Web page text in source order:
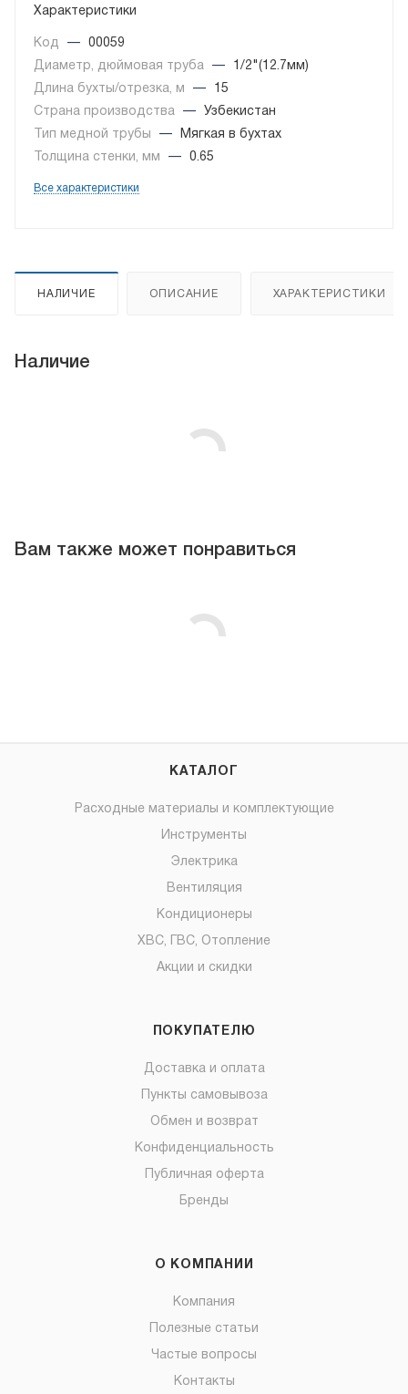
Характеристики
Код —
00059
Диаметр, дюймовая труба
—
1/2"(12.7мм)
Длина бухты/отрезка, м
—
15
Страна производства
—
Узбекистан
Тип медной трубы
—
Мягкая в бухтах
Толщина стенки, мм
— 0.65
Все характеристики
НАЛИЧИЕ ОПИСАНИЕ ХАРАКТЕРИСТИКИ
Наличие
Вам также может понравиться
КАТАЛОГ
Расходные материалы и комплектующие
Инструменты
Электрика
Вентиляция
Кондиционеры
ХВС, ГВС, Отопление
Акции и скидки
ПОКУПАТЕЛЮ
Доставка и оплата
Пункты самовывоза
Обмен и возврат
Конфиденциальность
Публичная оферта
Бренды
О КОМПАНИИ
Компания
Полезные статьи
Частые вопросы
Контакты